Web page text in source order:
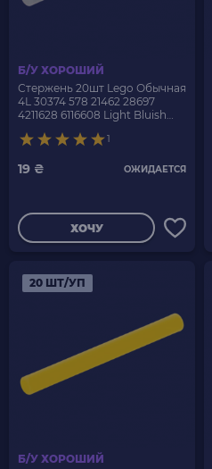
Б/У ХОРОШИЙ
Стержень 20шт Lego Обычная
4L 30374 578 21462 28697
4211628 6116608 Light Bluish
1
19 ₴ ОЖИДАЕТСЯ
ХОЧУ
20 ШТ/УП
Б/У ХОРОШИЙ